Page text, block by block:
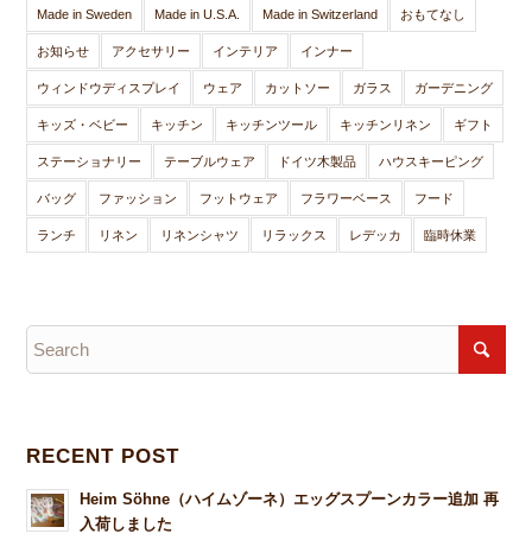
Made in Sweden Made in U.S.A. Made in Switzerland おもてなし
お知らせ アクセサリー インテリア インナー
ウィンドウディスプレイ ウェア カットソー ガラス ガーデニング
キッズ・ベビー キッチン キッチンツール キッチンリネン ギフト
ステーショナリー テーブルウェア ドイツ木製品 ハウスキーピング
バッグ ファッション フットウェア フラワーベース フード
ランチ リネン リネンシャツ リラックス レデッカ 臨時休業
RECENT POST
Heim Söhne（ハイムゾーネ）エッグスプーンカラー追加 再
入荷しました